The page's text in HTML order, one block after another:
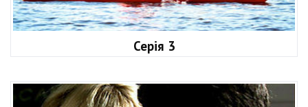
Серія 3